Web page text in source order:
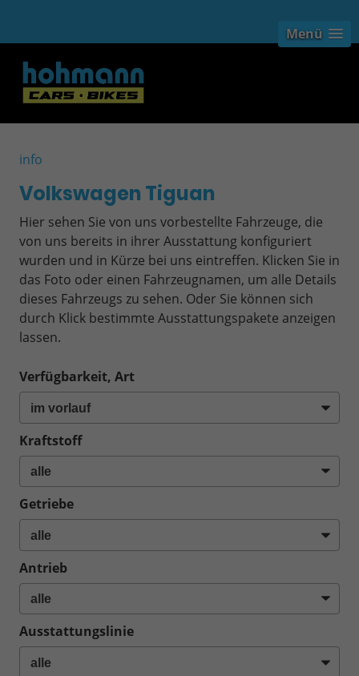
Menü
info
Volkswagen Tiguan
Hier sehen Sie von uns vorbestellte Fahrzeuge, die
von uns bereits in ihrer Ausstattung konfiguriert
wurden und in Kürze bei uns eintreffen. Klicken Sie in
das Foto oder einen Fahrzeugnamen, um alle Details
dieses Fahrzeugs zu sehen. Oder Sie können sich
durch Klick bestimmte Ausstattungspakete anzeigen
lassen.
Verfügbarkeit, Art
Kraftstoff
Getriebe
Antrieb
Ausstattungslinie